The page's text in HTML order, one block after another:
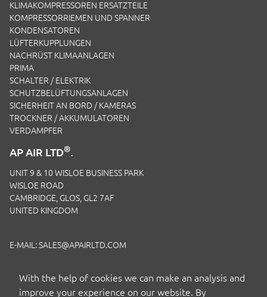
KLIMAKOMPRESSOREN ERSATZTEILE
KOMPRESSORRIEMEN UND SPANNER
KONDENSATOREN
LÜFTERKUPPLUNGEN
NACHRÜST KLIMAANLAGEN
PRIMA
SCHALTER / ELEKTRIK
SCHUTZBELÜFTUNGSANLAGEN
SICHERHEIT AN BORD / KAMERAS
TROCKNER / AKKUMULATOREN
VERDAMPFER
AP AIR LTD®.
UNIT 9 & 10 WISLOE BUSINESS PARK
WISLOE ROAD
CAMBRIDGE, GLOS, GL2 7AF
UNITED KINGDOM
E-MAIL:SALES@APAIRLTD.COM
With the help of cookies we can make an analysis and
improve your experience on our website. By